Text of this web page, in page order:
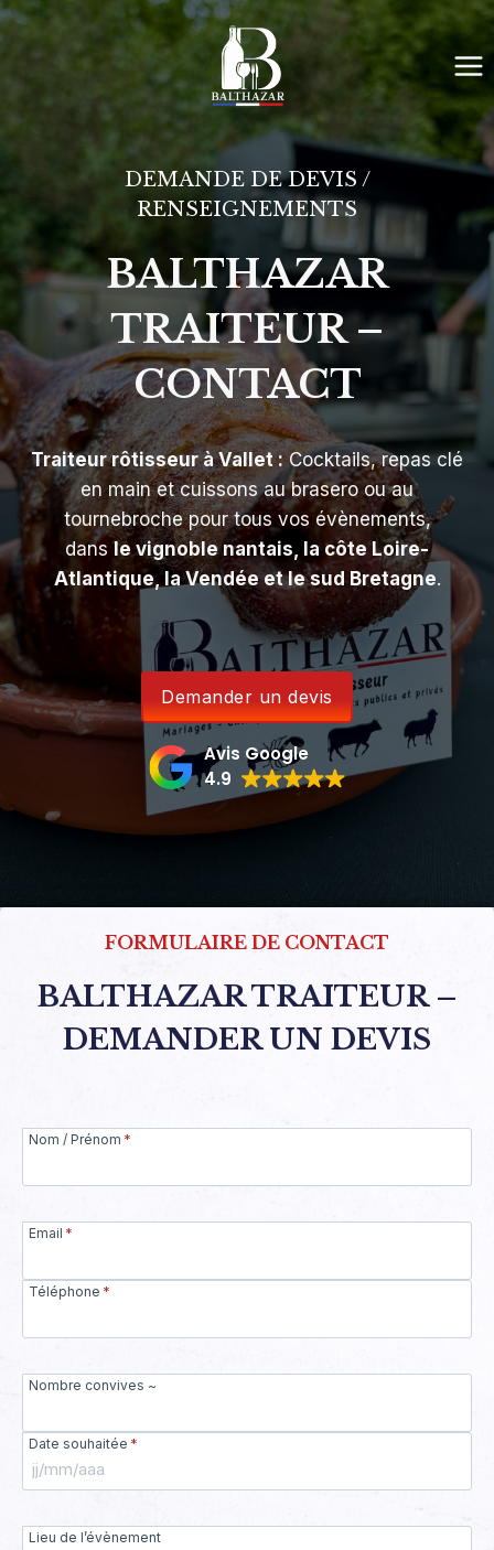
Aller
au
DEMANDE DE DEVIS /
RENSEIGNEMENTS
BALTHAZAR
TRAITEUR –
CONTACT
Traiteur rôtisseur à Vallet :Cocktails, repas clé
en main et cuissons au brasero ou au
tournebroche pour tous vos évènements,
dansle vignoble nantais, la côte Loire-
Atlantique, la Vendée et le sud Bretagne.
Demander un devis
Avis Google
4.9
FORMULAIRE DE CONTACT
BALTHAZAR TRAITEUR –
DEMANDER UN DEVIS
Nom / Prénom *
Email *
Téléphone *
Nombre convives ~
Date souhaitée *
Lieu de l’évènement